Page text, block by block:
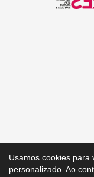
©
Usamos cookies para
personalizado. Ao